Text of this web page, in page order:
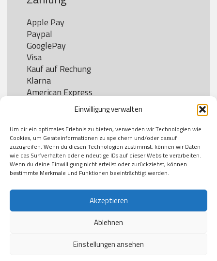
Einwilligung verwalten
Um dir ein optimales Erlebnis zu bieten, verwenden wir Technologien wie
Cookies, um Geräteinformationen zu speichern und/oder darauf
zuzugreifen. Wenn du diesen Technologien zustimmst, können wir Daten
wie das Surfverhalten oder eindeutige IDs auf dieser Website verarbeiten.
Wenn du deine Einwilligung nicht erteilst oder zurückziehst, können
bestimmte Merkmale und Funktionen beeinträchtigt werden.
Akzeptieren
Ablehnen
Einstellungen ansehen
Apple Pay
Paypal
GooglePay
Visa
Kauf auf Rechung
Klarna
American Express
Versand
DHL
Klimaneutral